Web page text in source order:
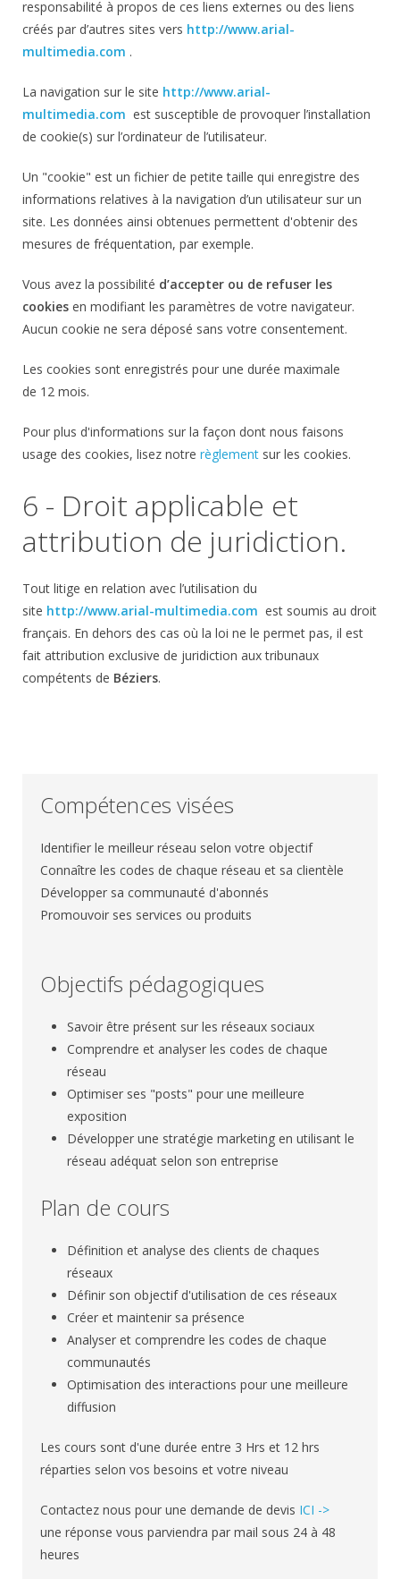
responsabilité à propos de ces liens externes ou des liens
créés par d’autres sites vers http://www.arial-
multimedia.com .
La navigation sur le site http://www.arial-
multimedia.com est susceptible de provoquer l’installation
de cookie(s) sur l’ordinateur de l’utilisateur.
Un "cookie" est un fichier de petite taille qui enregistre des
informations relatives à la navigation d’un utilisateur sur un
site. Les données ainsi obtenues permettent d'obtenir des
mesures de fréquentation, par exemple.
Vous avez la possibilité d’accepter ou de refuser les
cookies en modifiant les paramètres de votre navigateur.
Aucun cookie ne sera déposé sans votre consentement.
Les cookies sont enregistrés pour une durée maximale
de 12 mois.
Pour plus d'informations sur la façon dont nous faisons
usage des cookies, lisez notre règlement sur les cookies.
6 - Droit applicable et
attribution de juridiction.
Tout litige en relation avec l’utilisation du
site http://www.arial-multimedia.com est soumis au droit
français. En dehors des cas où la loi ne le permet pas, il est
fait attribution exclusive de juridiction aux tribunaux
compétents de Béziers.
Compétences visées
Identifier le meilleur réseau selon votre objectif
Connaître les codes de chaque réseau et sa clientèle
Développer sa communauté d'abonnés
Promouvoir ses services ou produits
Objectifs pédagogiques
Savoir être présent sur les réseaux sociaux
Comprendre et analyser les codes de chaque
réseau
Optimiser ses "posts" pour une meilleure
exposition
Développer une stratégie marketing en utilisant le
réseau adéquat selon son entreprise
Plan de cours
Définition et analyse des clients de chaques
réseaux
Définir son objectif d'utilisation de ces réseaux
Créer et maintenir sa présence
Analyser et comprendre les codes de chaque
communautés
Optimisation des interactions pour une meilleure
diffusion
Les cours sont d'une durée entre 3 Hrs et 12 hrs
réparties selon vos besoins et votre niveau
Contactez nous pour une demande de devis ICI ->
une réponse vous parviendra par mail sous 24 à 48
heures